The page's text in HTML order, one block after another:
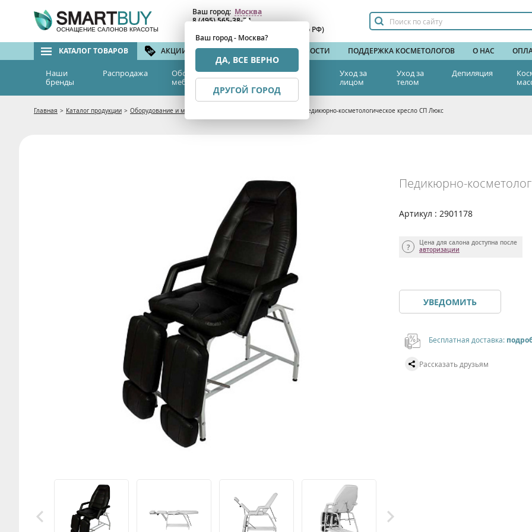
ОСНАЩЕНИЕ САЛОНОВ КРАСОТЫ
Ваш город: Москва
Ваш город - Москва?
ДА, ВСЕ ВЕРНО
ДРУГОЙ ГОРОД
8 (495) 565-38-74
(бесплатный по РФ)
КАТАЛОГ ТОВАРОВ АКЦИИ И СКИДКИ БРЕНДЫ НОВОСТИ ПОДДЕРЖКА КОСМЕТОЛОГОВ О НАС
Наши
бренды
Распродажа
Оборудование и
мебель
Эстетическая
медицина
Уход за
лицом
Уход за
телом
Депиляция
Главная > Каталог продукции > Оборудование и мебель Педикюрно-косметологическое кресло СП Люкс
Педикюрно-
Артикул : 2901178
Цена для салона доступна после
авторизации
УВЕДОМИТЬ
Бесплатная доставка:
Рассказать друзьям